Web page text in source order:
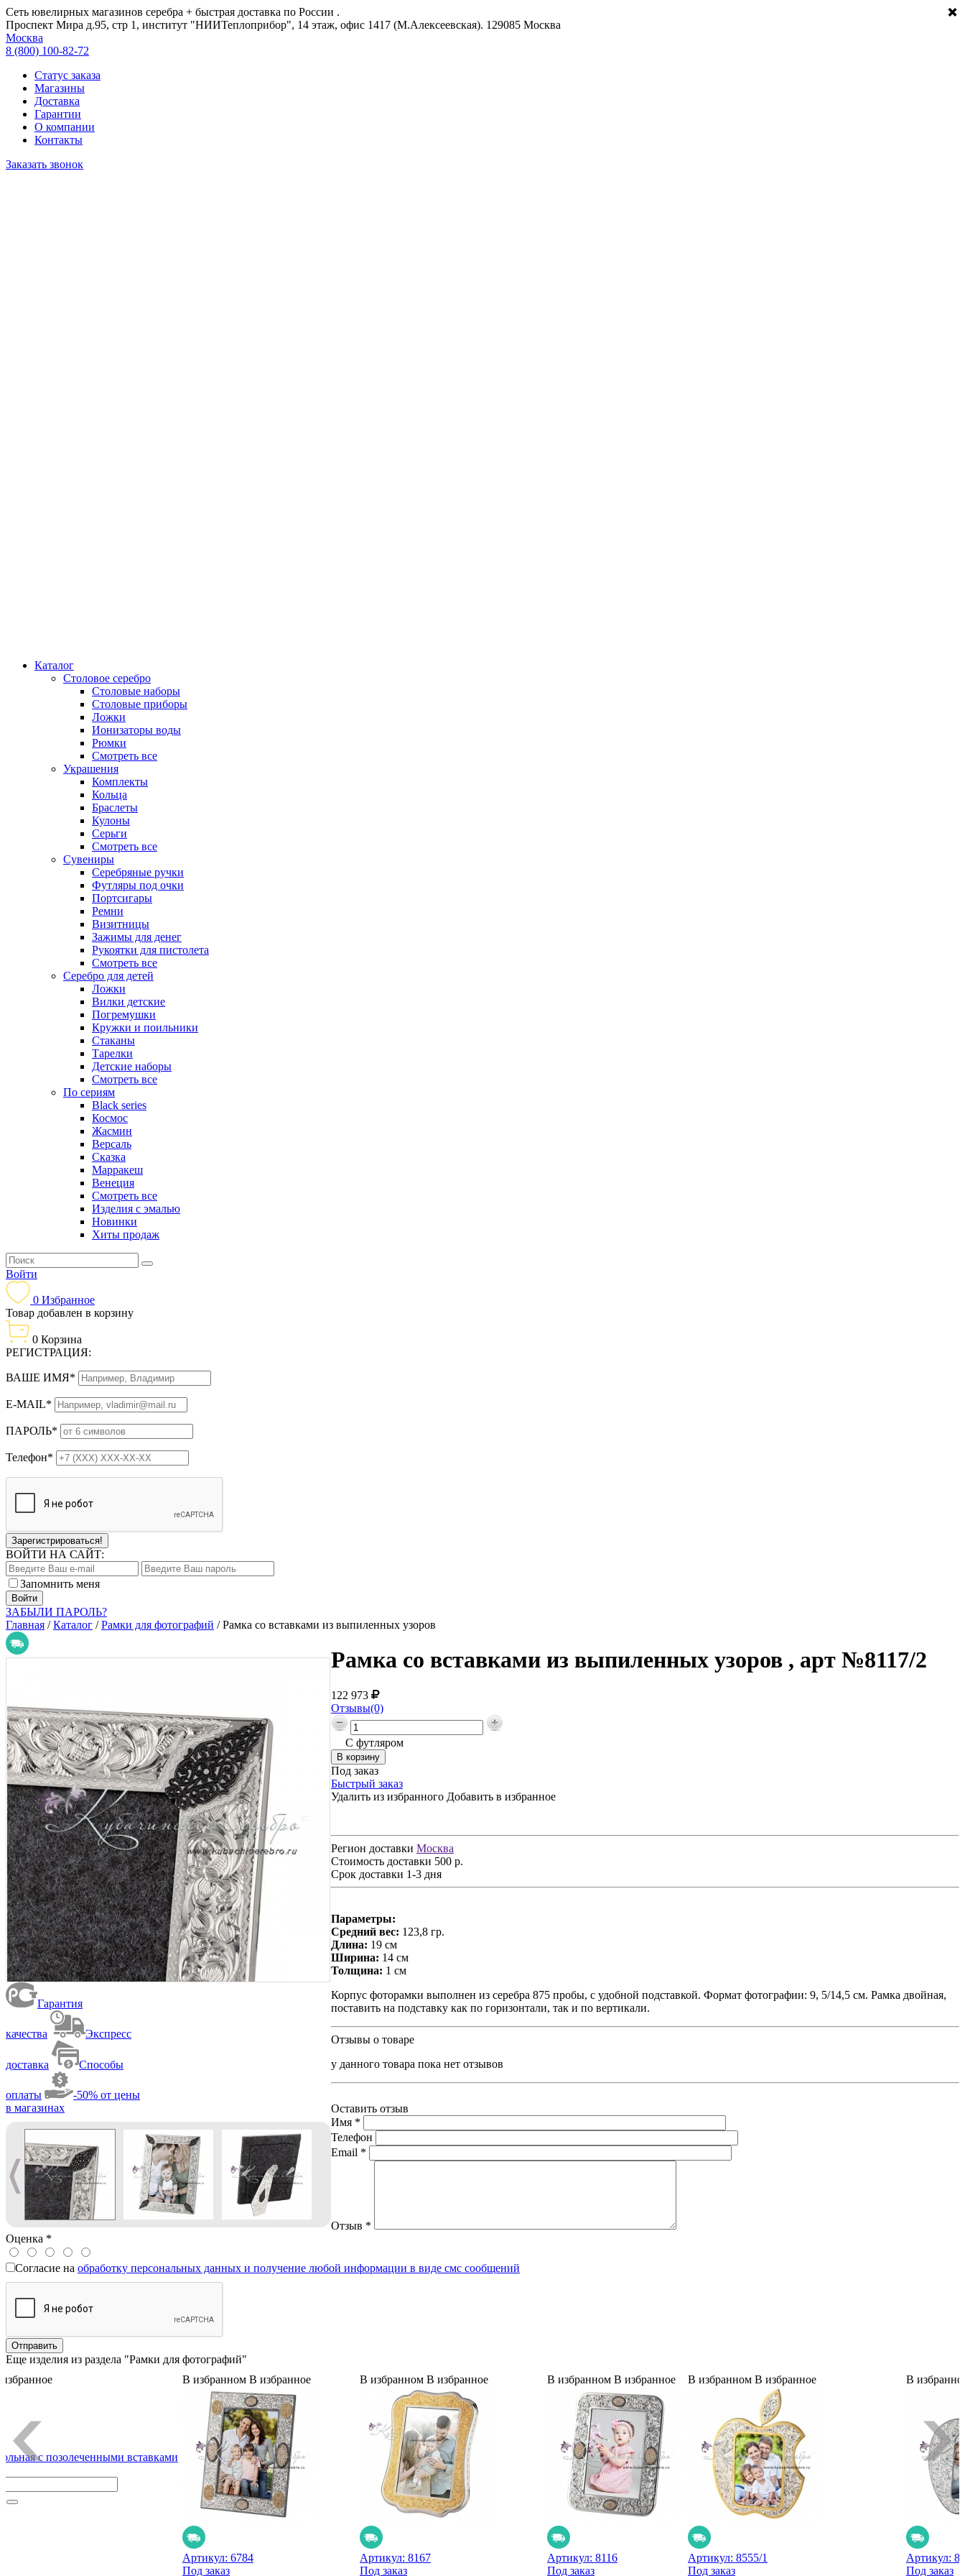
Сеть ювелирных магазинов серебра + быстрая доставка по России .
Проспект Мира д.95, стр 1, институт "НИИТеплоприбор", 14 этаж, офис 1417 (М.Алексеевская). 129085 Москва
Москва
8 (800) 100-82-72
Статус заказа
Магазины
Доставка
Гарантии
О компании
Контакты
Заказать звонок
Каталог
Столовое серебро
Столовые наборы
Столовые приборы
Ложки
Ионизаторы воды
Рюмки
Смотреть все
Украшения
Комплекты
Кольца
Браслеты
Кулоны
Серьги
Смотреть все
Сувениры
Серебряные ручки
Футляры под очки
Портсигары
Ремни
Визитницы
Зажимы для денег
Рукоятки для пистолета
Смотреть все
Серебро для детей
Ложки
Вилки детские
Погремушки
Кружки и поильники
Стаканы
Тарелки
Детские наборы
Смотреть все
По сериям
Black series
Космос
Жасмин
Версаль
Сказка
Марракеш
Венеция
Смотреть все
Изделия с эмалью
Новинки
Хиты продаж
Войти
0 Избранное
Товар добавлен в корзину
0 Корзина
РЕГИСТРАЦИЯ:
ВАШЕ ИМЯ*
E-MAIL*
ПАРОЛЬ*
Телефон*
Зарегистрироваться!
ВОЙТИ НА САЙТ:
Запомнить меня
ЗАБЫЛИ ПАРОЛЬ?
Главная /Каталог /Рамки для фотографий /Рамка со вставками из выпиленных узоров
Гарантия
качества Экспресс
доставка Способы
оплаты
-50% от цены
в магазинах
Рамка со вставками из выпиленных узоров , арт №8117/2
122 973
Отзывы(0)
С футляром
Под заказ
Быстрый заказ
Удалить из избранного Добавить в избранное
Регион доставки Москва
Стоимость доставки 500 р.
Срок доставки 1-3 дня
Параметры:
Средний вес: 123,8 гр.
Длина: 19 см
Ширина: 14 см
Толщина: 1 см
Корпус фоторамки выполнен из серебра 875 пробы, с удобной подставкой. Формат фотографии: 9, 5/14,5 см. Рамка двойная,
поставить на подставку как по горизонтали, так и по вертикали.
Отзывы о товаре
у данного товара пока нет отзывов
Оставить отзыв
Имя *
Телефон
Email *
Отзыв *
Оценка *
Согласие на обработку персональных данных и получение любой информации в виде смс сообщений
Еще изделия из раздела "Рамки для фотографий"
с позолеченными вставками
В избранном В избранное
Артикул: 6784
Под заказ
В избранном В избранное
Артикул: 8167
Под заказ
В избранном В избранное
Артикул: 8116
Под заказ
В избранном В избранное
Артикул: 8555/1
Под заказ
В
Артикул:
Под заказ